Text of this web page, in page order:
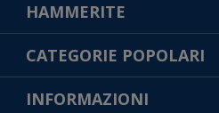
Dark Wood
HAMMERITE
TROVA UN COLORE
CONTATTACI
MAPPA DEL SITO
CATEGORIE POPOLARI
NOTE LEGALI
INFORMAZIONI